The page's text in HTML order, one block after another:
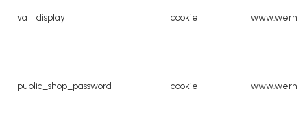
vat_display cookie
public_shop_password cookie